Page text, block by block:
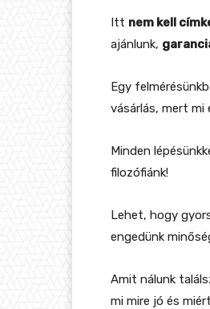
Itt nem kell
ajánlunk,
Egy
vásárlás, mert mi
Minden
filozófiánk!
Lehet, hogy
engedünk
Amit nálunk
mi mire jó és